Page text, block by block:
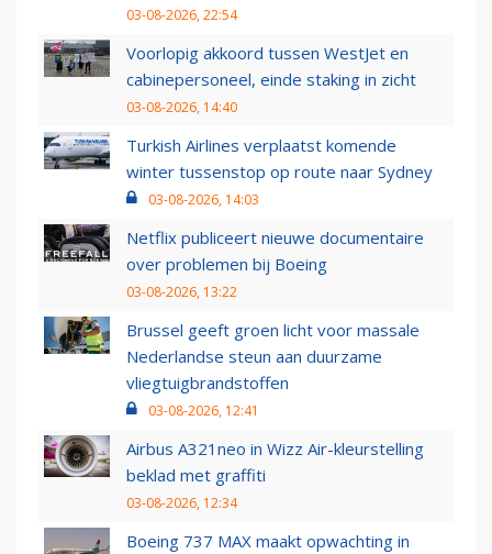
03-08-2026, 22:54
Voorlopig akkoord tussen WestJet en
cabinepersoneel, einde staking in zicht
03-08-2026, 14:40
Turkish Airlines verplaatst komende
winter tussenstop op route naar Sydney
03-08-2026, 14:03
Netflix publiceert nieuwe documentaire
over problemen bij Boeing
03-08-2026, 13:22
Brussel geeft groen licht voor massale
Nederlandse steun aan duurzame
vliegtuigbrandstoffen
03-08-2026, 12:41
Airbus A321neo in Wizz Air-kleurstelling
beklad met graffiti
03-08-2026, 12:34
Boeing 737 MAX maakt opwachting in